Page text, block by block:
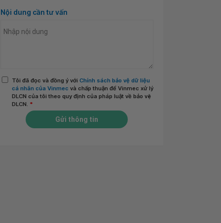
Nội dung cần tư vấn
Tôi đã đọc và đồng ý với Chính sách bảo vệ dữ liệu
cá nhân của Vinmec và chấp thuận để Vinmec xử lý
DLCN của tôi theo quy định của pháp luật về bảo vệ
DLCN. *
Gửi thông tin